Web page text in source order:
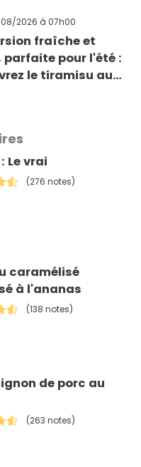
2026 à 07h00
fraîche et
parfaite pour l'été :
le tiramisu au
Le vrai
(276 notes)
caramélisé
à l'ananas
(138 notes)
de porc au
(263 notes)